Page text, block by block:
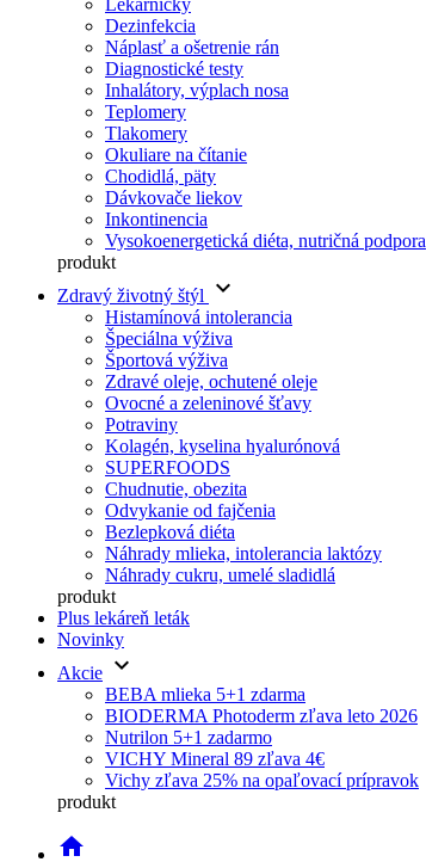
Dezinfekcia
Náplasť a ošetrenie rán
Diagnostické testy
Inhalátory, výplach nosa
Teplomery
Tlakomery
Okuliare na čítanie
Chodidlá, päty
Dávkovače liekov
Inkontinencia
Vysokoenergetická diéta, nutričná podpora
produkt
Zdravý životný štýl
keyboard_arrow_down
Histamínová intolerancia
Špeciálna výživa
Športová výživa
Zdravé oleje, ochutené oleje
Ovocné a zeleninové šťavy
Potraviny
Kolagén, kyselina hyalurónová
SUPERFOODS
Chudnutie, obezita
Odvykanie od fajčenia
Bezlepková diéta
Náhrady mlieka, intolerancia laktózy
Náhrady cukru, umelé sladidlá
produkt
Plus lekáreň leták
Novinky
Akcie keyboard_arrow_down
BEBA mlieka 5+1 zdarma
BIODERMA Photoderm zľava leto 2026
Nutrilon 5+1 zadarmo
VICHY Mineral 89 zľava 4€
Vichy zľava 25% na opaľovací prípravok
produkt
home